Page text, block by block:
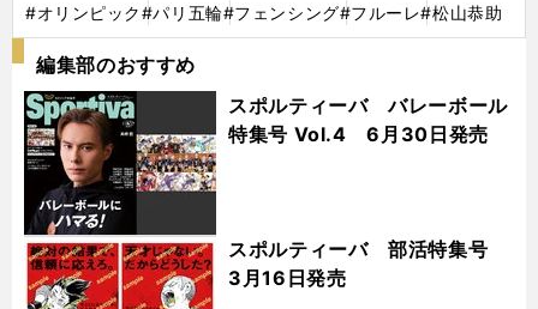
#オリンピック#パリ五輪#フェンシング#フルーレ#松山恭助
編集部のおすすめ
スポルティーバ バレーボール
特集号 Vol.4 6月30日発売
スポルティーバ 部活特集号
3月16日発売